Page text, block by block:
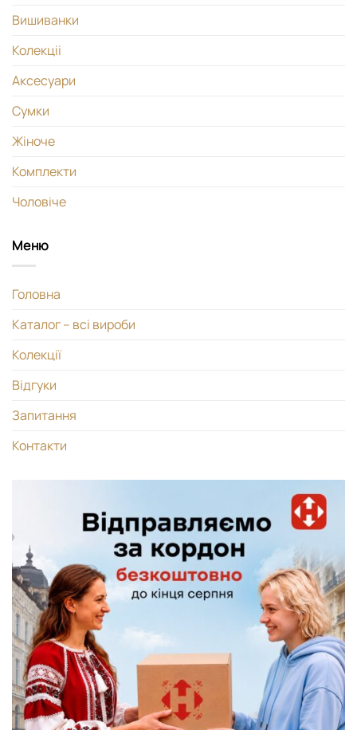
Вишиванки
Колекціі
Аксесуари
Сумки
Жіноче
Комплекти
Чоловіче
Меню
Головна
Каталог – всі вироби
Колекції
Відгуки
Запитання
Контакти